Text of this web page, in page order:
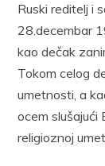
Ruski reditelj i
28.decembar
kao dečak
Tokom celog
umetnosti, a
ocem slušajući
religioznoj